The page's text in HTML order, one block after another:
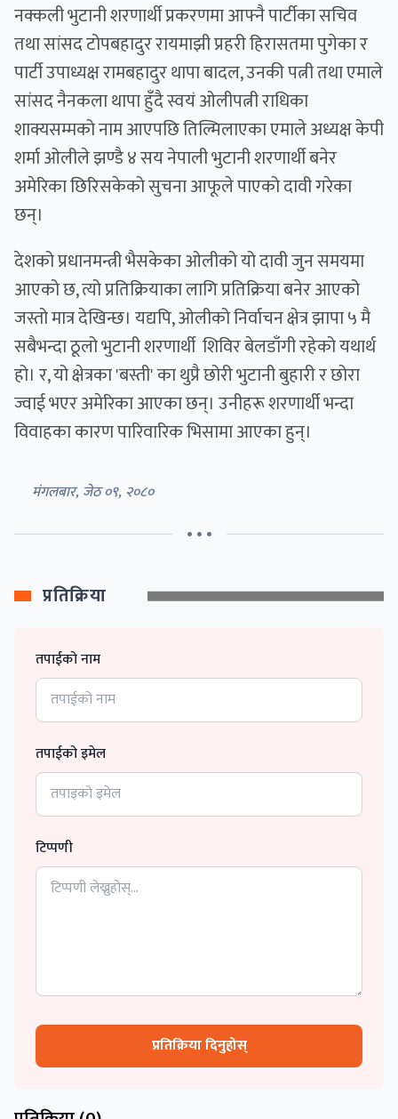
नक्कली भुटानी शरणार्थी प्रकरणमा आफ्नै पार्टीका सचिव
तथा सांसद टोपबहादुर रायमाझी प्रहरी हिरासतमा पुगेका र
पार्टी उपाध्यक्ष रामबहादुर थापा बादल, उनकी पत्नी तथा एमाले
सांसद नैनकला थापा हुँदै स्वयं ओलीपत्नी राधिका
शाक्यसम्मको नाम आएपछि तिल्मिलाएका एमाले अध्यक्ष केपी
शर्मा ओलीले झण्डै ४ सय नेपाली भुटानी शरणार्थी बनेर
अमेरिका छिरिसकेको सुचना आफूले पाएको दावी गरेका
छन्।
देशको प्रधानमन्त्री भैसकेका ओलीको यो दावी जुन समयमा
आएको छ, त्यो प्रतिक्रियाका लागि प्रतिक्रिया बनेर आएको
जस्तो मात्र देखिन्छ। यद्यपि, ओलीको निर्वाचन क्षेत्र झापा ५ मै
सबैभन्दा ठूलो भुटानी शरणार्थी शिविर बेलडाँगी रहेको यथार्थ
हो। र, यो क्षेत्रका 'बस्ती' का थुप्रै छोरी भुटानी बुहारी र छोरा
ज्वाई भएर अमेरिका आएका छन्। उनीहरू शरणार्थी भन्दा
विवाहका कारण पारिवारिक भिसामा आएका हुन्।
मंगलबार, जेठ ०९, २०८०
• • •
प्रतिक्रिया
तपाईको नाम
तपाईको इमेल
टिप्पणी
प्रतिक्रिया दिनुहोस्